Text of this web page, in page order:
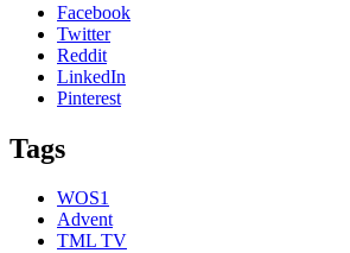
Facebook
Twitter
Reddit
LinkedIn
Pinterest
Tags
WOS1
Advent
TML TV